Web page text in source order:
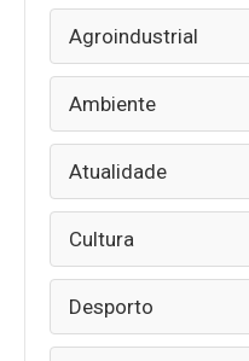
Agroindustrial
Ambiente
Atualidade
Cultura
Desporto